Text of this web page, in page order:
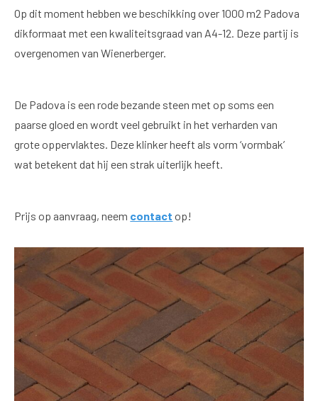
Op dit moment hebben we beschikking over 1000 m2 Padova
dikformaat met een kwaliteitsgraad van A4-12. Deze partij is
overgenomen van Wienerberger.
De Padova is een rode bezande steen met op soms een
paarse gloed en wordt veel gebruikt in het verharden van
grote oppervlaktes. Deze klinker heeft als vorm ‘vormbak’
wat betekent dat hij een strak uiterlijk heeft.
Prijs op aanvraag, neem contact op!